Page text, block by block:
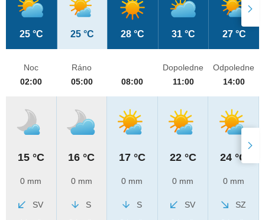
25 °C 25 °C 28 °C 31 °C 27 °C
Noc
02:00
15 °C
0 mm
SV
Ráno
05:00
16 °C
0 mm
S
08:00
17 °C
0 mm
S
Dopoledne
11:00
22 °C
0 mm
SV
Odpoledne
14:00
24 °C
0 mm
SZ